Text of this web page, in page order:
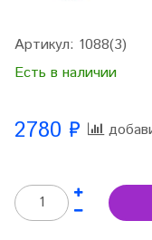
Артикул: 1088(3)
Есть в наличии
2780 ₽